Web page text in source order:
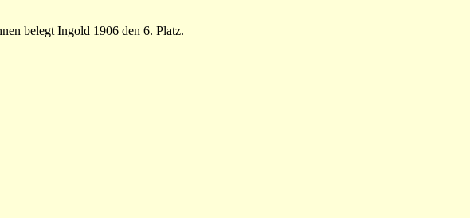
belegt Ingold 1906 den 6. Platz.